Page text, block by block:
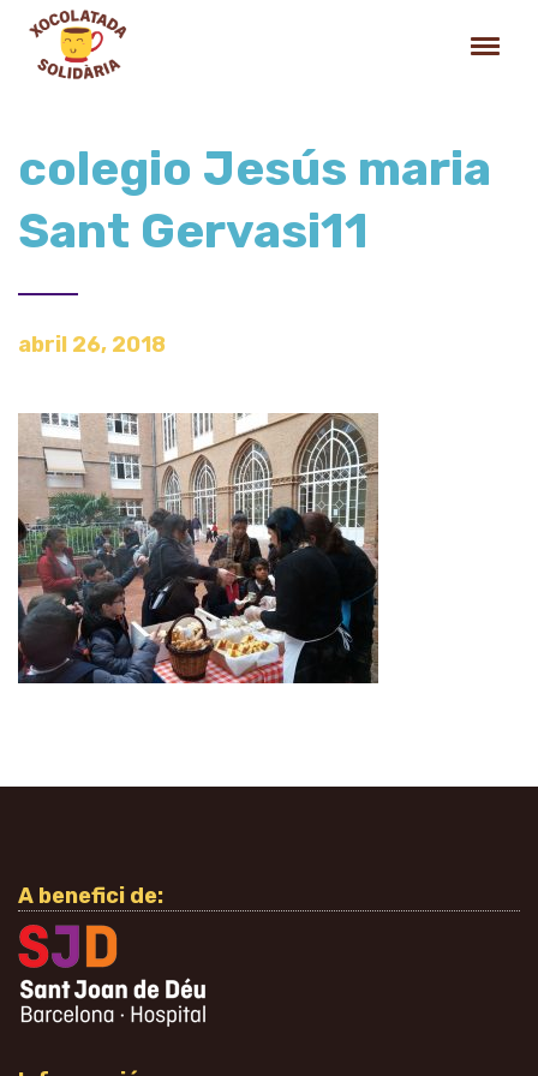
colegio Jesús maria
Sant Gervasi11
abril 26, 2018
A benefici de: